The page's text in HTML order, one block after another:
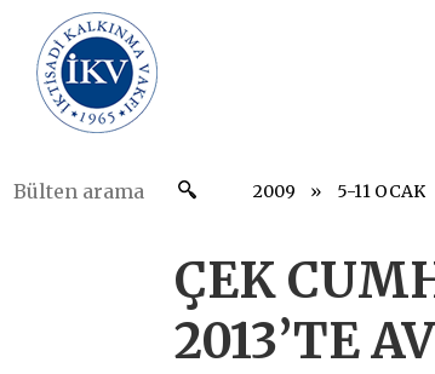
2009 5-11 OCAK
ÇEK
2013’TE